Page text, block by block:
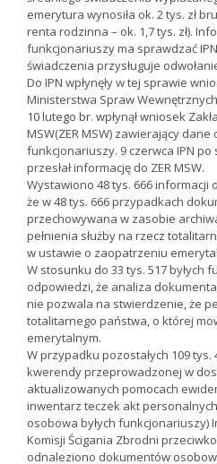
emerytura wynosiła ok. 2 tys. zł
renta rodzinna – ok. 1,7 tys. zł).
funkcjonariuszy ma sprawdzać
świadczenia przysługuje
Do IPN wpłynęły w tej sprawie
Ministerstwa Spraw
10 lutego br. wpłynął wniosek
MSW(ZER MSW) zawierający dane
funkcjonariuszy. 9 czerwca IPN
przesłał informację do ZER MSW.
Wystawiono 48 tys. 666 informacji
że w 48 tys. 666 przypadkach
przechowywana w zasobie
pełnienia służby na rzecz
w ustawie o zaopatrzeniu
W stosunku do 33 tys. 517 byłych
odpowiedzi, że analiza
nie pozwala na stwierdzenie, że
totalitarnego państwa, o której
emerytalnym.
W przypadku pozostałych 109
kwerendy przeprowadzonej w
aktualizowanych pomocach
inwentarz teczek akt
osobowa byłych funkcjonariuszy)
Komisji Ścigania Zbrodni
odnaleziono dokumentów